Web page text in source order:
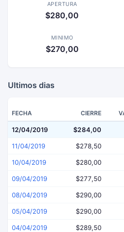
APERTURA
$280,00
MINIMO
$270,00
Ultimos dias
FECHA CIERRE
12/04/2019 $284,00
11/04/2019 $278,50
10/04/2019 $280,00
09/04/2019 $277,50
08/04/2019 $290,00
05/04/2019 $290,00
04/04/2019 $289,50